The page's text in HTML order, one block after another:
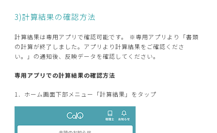
3)計算結果の確認方法
計算結果は専用アプリで確認可能です。 ※専用アプリより「書類
の計算が終了しました。アプリより計算結果をご確認くださ
い。」の通知後、反映データを確認してください。
専用アプリでの計算結果の確認方法
1．ホーム画面下部メニュー「計算結果」をタップ